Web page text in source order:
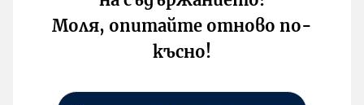
Моля, опитайте отново по-
късно!